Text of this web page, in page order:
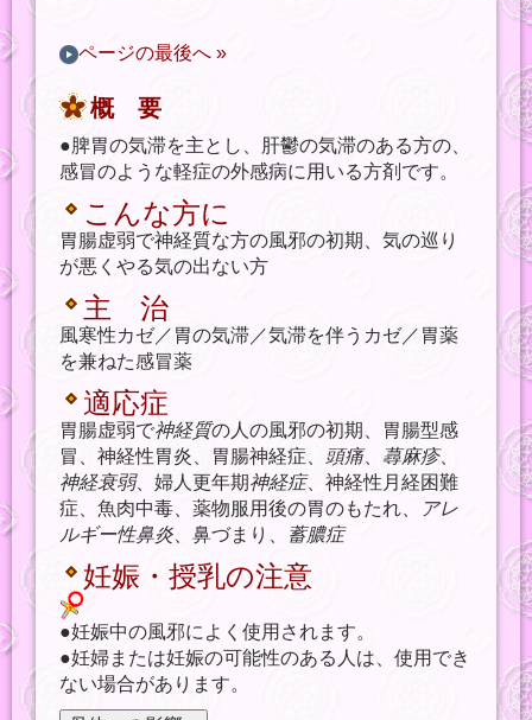
ページの最後へ »
概 要
●脾胃の気滞を主とし、肝鬱の気滞のある方の、
感冒のような軽症の外感病に用いる方剤です。
こんな方に
胃腸虚弱で神経質な方の風邪の初期、気の巡り
が悪くやる気の出ない方
主 治
風寒性カゼ／胃の気滞／気滞を伴うカゼ／胃薬
を兼ねた感冒薬
適応症
胃腸虚弱で神経質の人の風邪の初期、胃腸型感
冒、神経性胃炎、胃腸神経症、 頭痛、 蕁麻疹、
神経衰弱、婦人更年期神経症、神経性月経困難
症、魚肉中毒、薬物服用後の胃のもたれ、
アレ
ルギー性鼻炎 、鼻づまり、 蓄膿症
妊娠・授乳の注意
●妊娠中の風邪によく使用されます。
●妊婦または妊娠の可能性のある人は、使用でき
ない場合があります。